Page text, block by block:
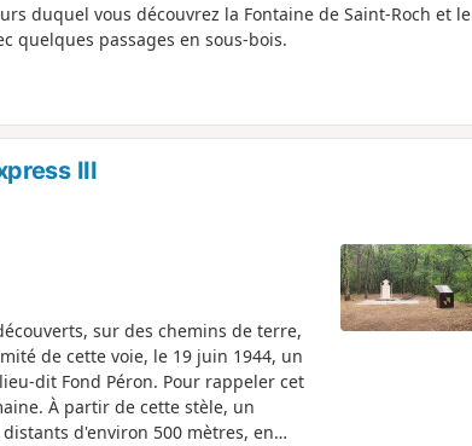
duquel vous découvrez la Fontaine de Saint-Roch et le
quelques passages en sous-bois.
III
sur des chemins de terre,
de cette voie, le 19 juin 1944, un
dit Fond Péron. Pour rappeler cet
À partir de cette stèle, un
d'environ 500 mètres, en